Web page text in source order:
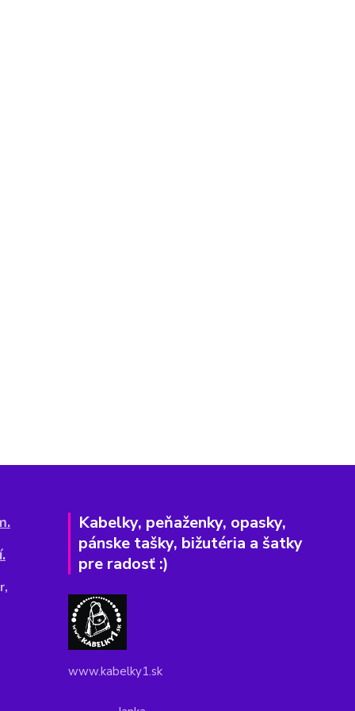
Kabelky, peňaženky, opasky,
pánske tašky, bižutéria a šatky
pre radosť :)
www.kabelky1.sk